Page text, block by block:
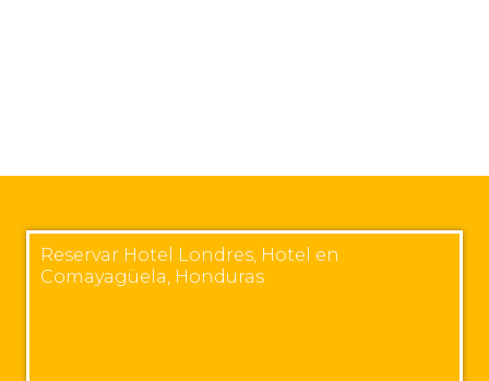
Reservar Hotel Londres, Hotel en
Comayagüela, Honduras